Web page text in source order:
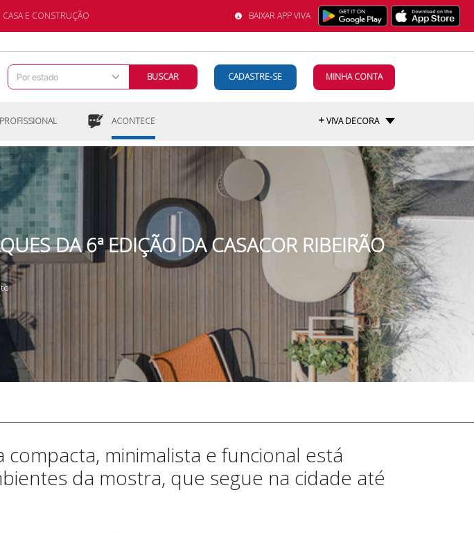
CASA E CONSTRUÇÃO BAIXAR APP VIVA
BUSCAR CADASTRE-SE MINHA CONTA
ACONTECE +VIVA DECORA
DA 6ª EDIÇÃO DA CASACOR RIBEIRÃO
minimalista e funcional está
da mostra, que segue na cidade até